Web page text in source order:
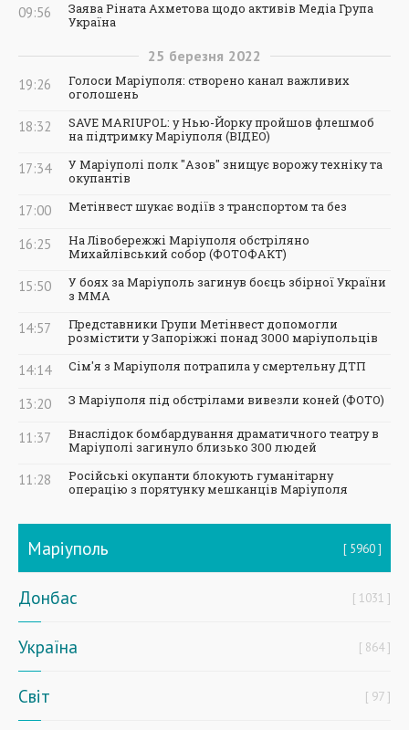
09:56
Заява Ріната Ахметова щодо активів Медіа Група
Україна
25 березня 2022
19:26
Голоси Маріуполя: створено канал важливих
оголошень
18:32
SAVE MARIUPOL: у Нью-Йорку пройшов флешмоб
на підтримку Маріуполя (ВІДЕО)
17:34
У Маріуполі полк "Азов" знищує ворожу техніку та
окупантів
17:00 Метінвест шукає водіїв з транспортом та без
16:25
На Лівобережжі Маріуполя обстріляно
Михайлівський собор (ФОТОФАКТ)
15:50
У боях за Маріуполь загинув боєць збірної України
з ММА
14:57
Представники Групи Метінвест допомогли
розмістити у Запоріжжі понад 3000 маріупольців
14:14 Сім'я з Маріуполя потрапила у смертельну ДТП
13:20 З Маріуполя під обстрілами вивезли коней (ФОТО)
11:37
Внаслідок бомбардування драматичного театру в
Маріуполі загинуло близько 300 людей
11:28
Російські окупанти блокують гуманітарну
операцію з порятунку мешканців Маріуполя
Маріуполь 5960
Донбас 1031
Україна 864
Світ 97